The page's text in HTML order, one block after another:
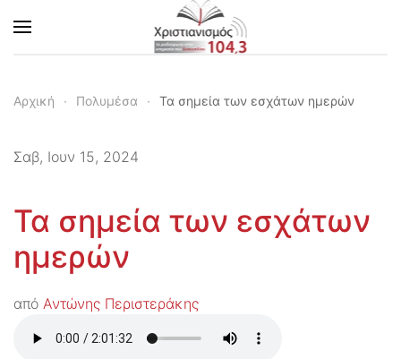
Skip to main content
Αρχική Πολυμέσα Τα σημεία των εσχάτων ημερών
Σαβ, Ιουν 15, 2024
Τα σημεία των εσχάτων
ημερών
από Αντώνης Περιστεράκης